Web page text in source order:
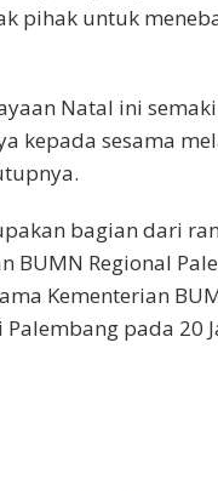
pihak untuk
Natal ini
kepada sesama
bagian dari
BUMN Regional
Kementerian
pada 20